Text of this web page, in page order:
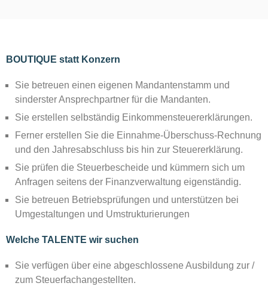
BOUTIQUE statt Konzern
Sie betreuen einen eigenen Mandantenstamm und
sinderster Ansprechpartner für die Mandanten.
Sie erstellen selbständig Einkommensteuererklärungen.
Ferner erstellen Sie die Einnahme-Überschuss-Rechnung
und den Jahresabschluss bis hin zur Steuererklärung.
Sie prüfen die Steuerbescheide und kümmern sich um
Anfragen seitens der Finanzverwaltung eigenständig.
Sie betreuen Betriebsprüfungen und unterstützen bei
Umgestaltungen und Umstrukturierungen
Welche TALENTE wir suchen
Sie verfügen über eine abgeschlossene Ausbildung zur /
zum Steuerfachangestellten.